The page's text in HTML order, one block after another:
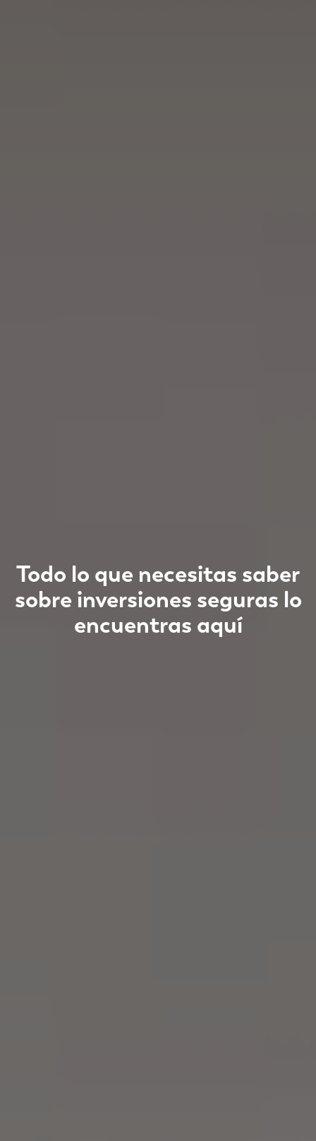
Todo lo que necesitas saber
sobre inversiones seguras lo
encuentras aquí